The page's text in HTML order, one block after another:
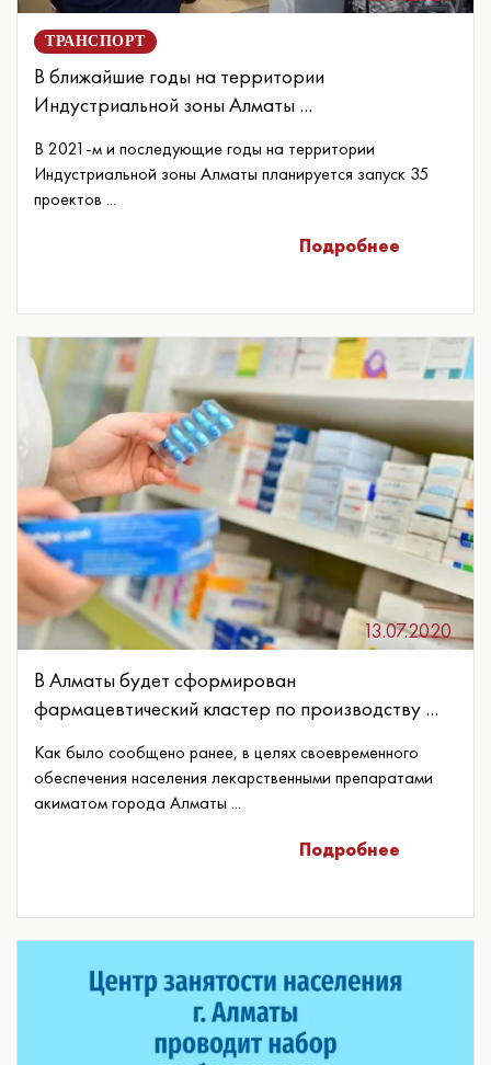
ТРАНСПОРТ
В ближайшие годы на территории
Индустриальной зоны Алматы ...
В 2021-м и последующие годы на территории
Индустриальной зоны Алматы планируется запуск 35
проектов ...
Подробнее
13.07.2020
В Алматы будет сформирован
фармацевтический кластер по производству ...
Как было сообщено ранее, в целях своевременного
обеспечения населения лекарственными препаратами
акиматом города Алматы ...
Подробнее